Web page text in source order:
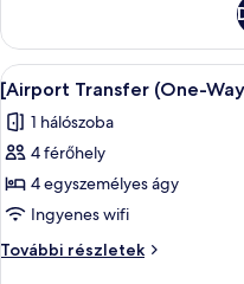
(Gimpo
Airport)]
Standard
Quadruple
Room
(Gimpo
Airport)]
Standard
Quadruple
Room
további
A
következő
szoba
összes
képének
megtekintése:
[Airport
Transfer
3
[Airport Transfer (One-
1 hálószoba
4 férőhely
4 egyszemélyes ágy
Ingyenes wifi
További részletek
[Airport